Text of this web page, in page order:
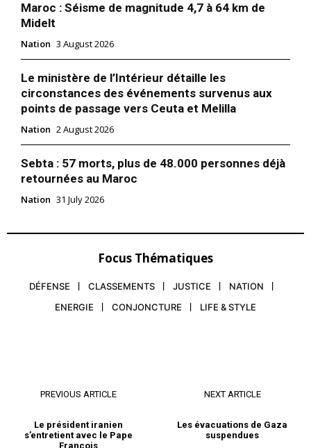
Maroc : Séisme de magnitude 4,7 à 64 km de
Midelt
Nation 3 August 2026
Le ministère de l’Intérieur détaille les
circonstances des événements survenus aux
points de passage vers Ceuta et Melilla
Nation 2 August 2026
Sebta : 57 morts, plus de 48.000 personnes déjà
retournées au Maroc
Nation 31 July 2026
Focus Thématiques
DÉFENSE CLASSEMENTS JUSTICE
NATION
ENERGIE
CONJONCTURE LIFE & STYLE
PREVIOUS ARTICLE
Le président iranien
s’entretient avec le Pape
François
NEXT ARTICLE
Les évacuations de Gaza
suspendues